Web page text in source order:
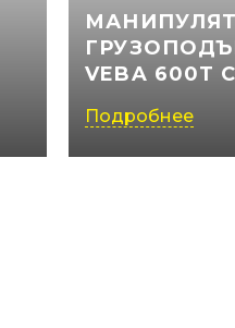
VEBA 600T
Подробнее